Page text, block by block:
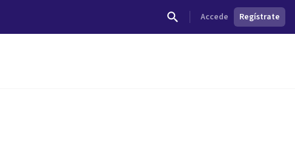
Accede Regístrate